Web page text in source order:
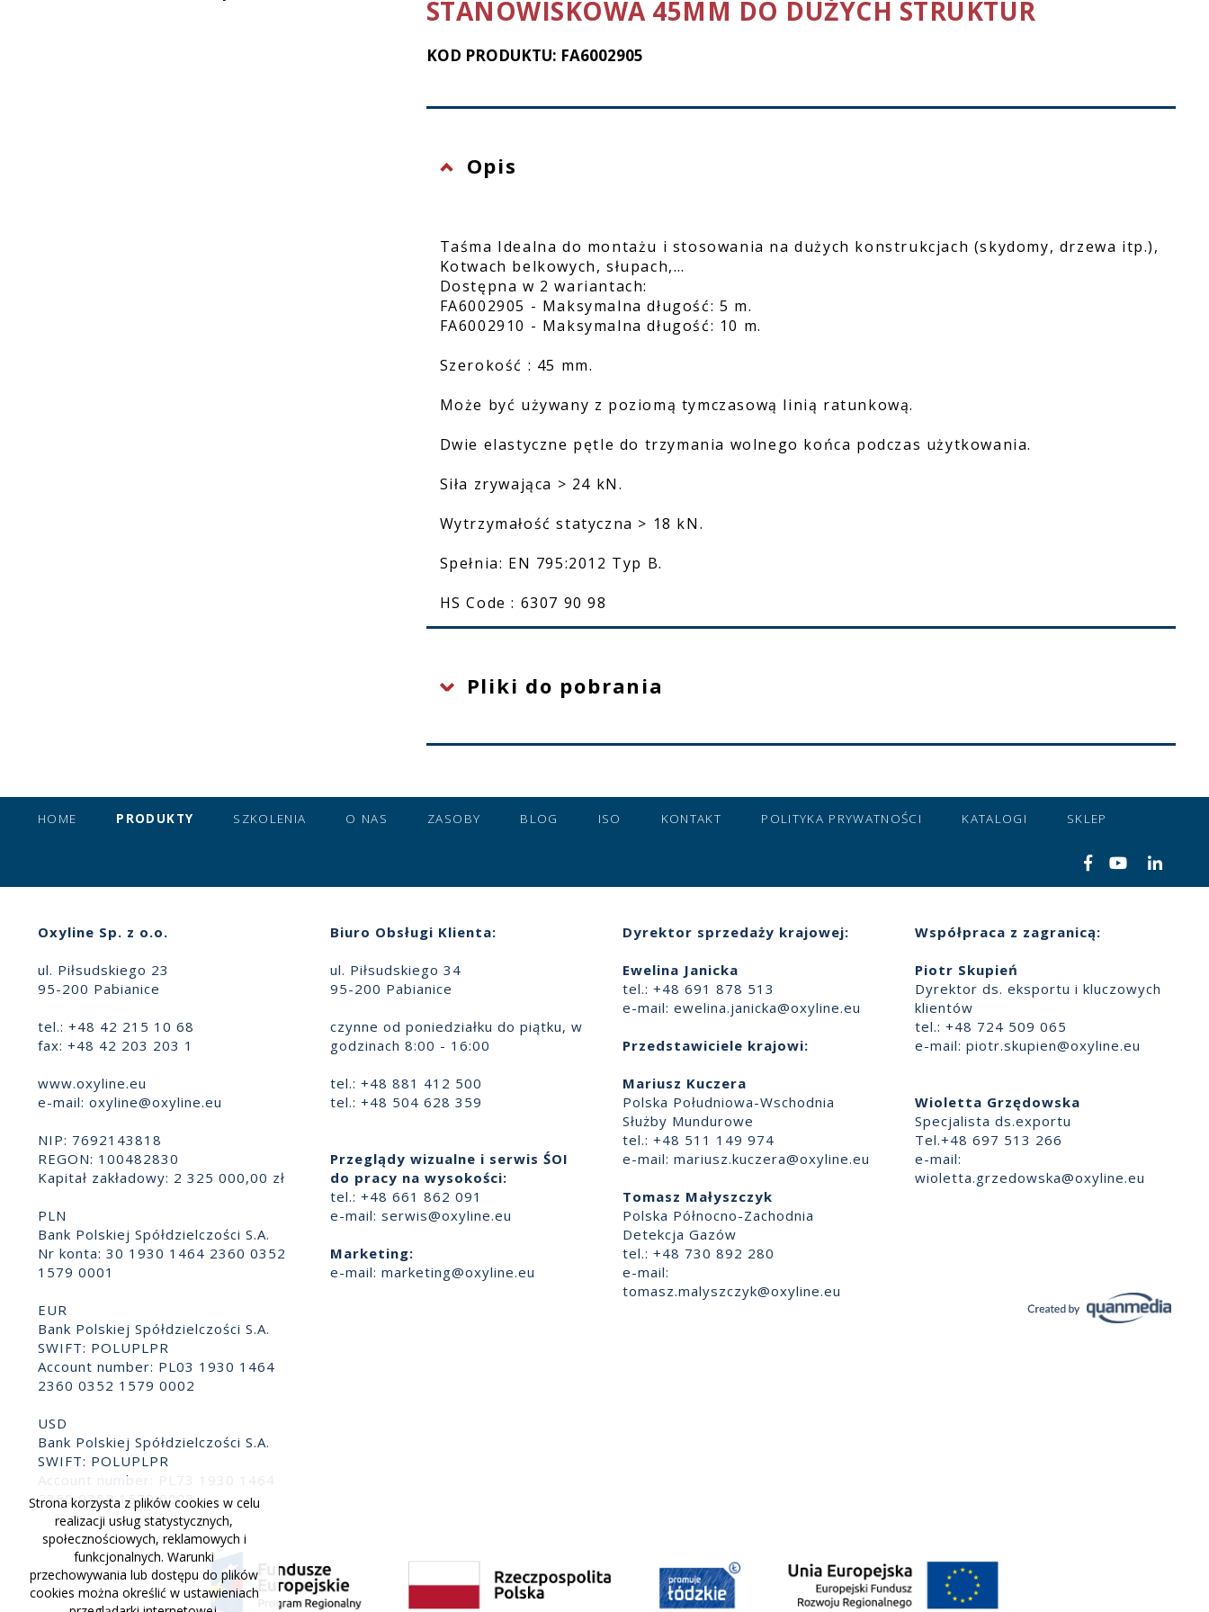
Rękawice ochronne
STANOWISKOWA 45MM DO DUŻYCH STRUKTUR
KOD PRODUKTU: FA6002905
Opis
Taśma Idealna do montażu i stosowania na dużych konstrukcjach (skydomy, drzewa itp.),
Kotwach belkowych, słupach,…
Dostępna w 2 wariantach:
FA6002905 - Maksymalna długość: 5 m.
FA6002910 - Maksymalna długość: 10 m.
Szerokość : 45 mm.
Może być używany z poziomą tymczasową linią ratunkową.
Dwie elastyczne pętle do trzymania wolnego końca podczas użytkowania.
Siła zrywająca > 24 kN.
Wytrzymałość statyczna > 18 kN.
Spełnia: EN 795:2012 Typ B.
HS Code : 6307 90 98
Pliki do pobrania
HOME PRODUKTY SZKOLENIA O NAS ZASOBY BLOG ISO KONTAKT POLITYKA PRYWATNOŚCI KATALOGI SKLEP
Oxyline Sp. z o.o.
ul. Piłsudskiego 23
95-200 Pabianice
tel.: +48 42 215 10 68
fax: +48 42 203 203 1
www.oxyline.eu
e-mail: oxyline@oxyline.eu
NIP: 7692143818
REGON: 100482830
Kapitał zakładowy: 2 325 000,00 zł
PLN
Bank Polskiej Spółdzielczości S.A.
Nr konta: 30 1930 1464 2360 0352
1579 0001
EUR
Bank Polskiej Spółdzielczości S.A.
SWIFT: POLUPLPR
Account number: PL03 1930 1464
2360 0352 1579 0002
USD
Bank Polskiej Spółdzielczości S.A.
SWIFT: POLUPLPR
Account number: PL73 1930 1464
2360 0352 1579 0003
Biuro Obsługi Klienta:
ul. Piłsudskiego 34
95-200 Pabianice
czynne od poniedziałku do piątku, w
godzinach 8:00 - 16:00
tel.: +48 881 412 500
tel.: +48 504 628 359
Przeglądy wizualne i serwis ŚOI
do pracy na wysokości:
tel.: +48 661 862 091
e-mail: serwis@oxyline.eu
Marketing:
e-mail: marketing@oxyline.eu
Dyrektor sprzedaży krajowej:
Ewelina Janicka
tel.: +48 691 878 513
e-mail: ewelina.janicka@oxyline.eu
Przedstawiciele krajowi:
Mariusz Kuczera
Polska Południowa-Wschodnia
Służby Mundurowe
tel.: +48 511 149 974
e-mail: mariusz.kuczera@oxyline.eu
Tomasz Małyszczyk
Polska Północno-Zachodnia
Detekcja Gazów
tel.: +48 730 892 280
e-mail:
tomasz.malyszczyk@oxyline.eu
Współpraca z zagranicą:
Piotr Skupień
Dyrektor ds. eksportu i kluczowych
klientów
tel.: +48 724 509 065
e-mail: piotr.skupien@oxyline.eu
Wioletta Grzędowska
Specjalista ds.exportu
Tel.+48 697 513 266
e-mail:
wioletta.grzedowska@oxyline.eu
Strona korzysta z plików cookies w celu
realizacji usług statystycznych,
społecznościowych, reklamowych i
funkcjonalnych. Warunki
przechowywania lub dostępu do plików
cookies można określić w ustawieniach